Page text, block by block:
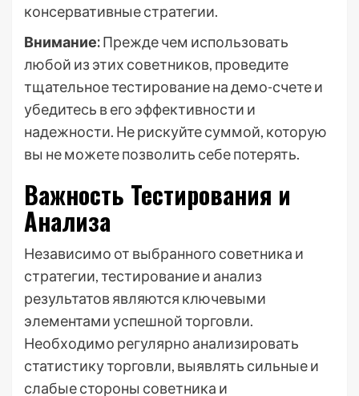
консервативные стратегии.
Внимание:Прежде чем использовать
любой из этих советников, проведите
тщательное тестирование на демо-счете и
убедитесь в его эффективности и
надежности. Не рискуйте суммой, которую
вы не можете позволить себе потерять.
Важность Тестирования и
Анализа
Независимо от выбранного советника и
стратегии, тестирование и анализ
результатов являются ключевыми
элементами успешной торговли.
Необходимо регулярно анализировать
статистику торговли, выявлять сильные и
слабые стороны советника и